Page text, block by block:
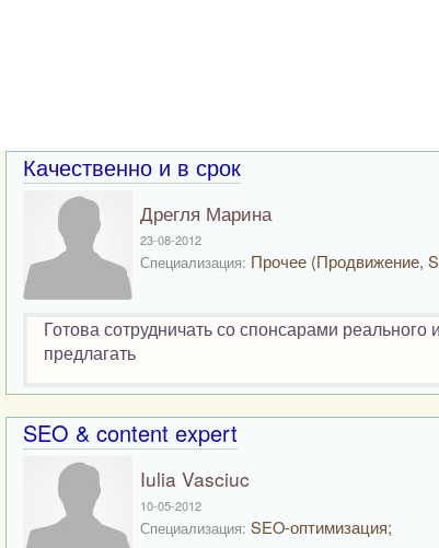
Качественно и в срок
Дрегля Марина
23-08-2012
Специализация: Прочее (Продвижение,
Готова сотрудничать со спонсарами
предлагать
SEO & content expert
Iulia Vasciuc
10-05-2012
Специализация: SEO-оптимизация;